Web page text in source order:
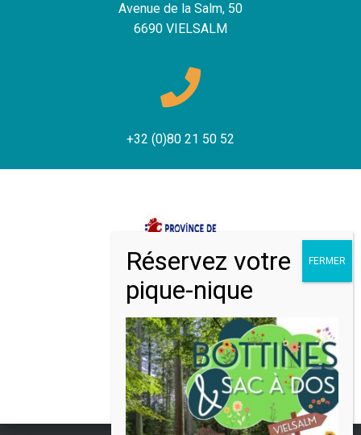
Avenue de la Salm, 50
6690 VIELSALM
+32 (0)80 21 50 52